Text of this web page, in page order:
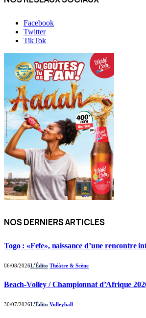
Facebook
Twitter
TikTok
NOS DERNIERS ARTICLES
Togo : «Fefe», naissance d’une rencontre
06/08/2026L'Édito Théâtre & Scène
Beach-Volley / Championnat d’Afrique
30/07/2026L'Édito Volleyball